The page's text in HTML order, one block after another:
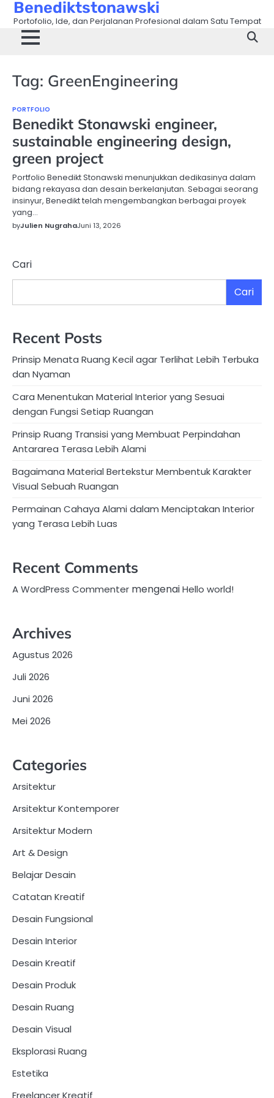
Skip
content
Benediktstonawski
Portofolio, Ide, dan Perjalanan Profesional dalam Satu Tempat
Tag: GreenEngineering
PORTFOLIO
Benedikt Stonawski engineer,
sustainable engineering design,
green project
Portfolio Benedikt Stonawski menunjukkan dedikasinya dalam
bidang rekayasa dan desain berkelanjutan. Sebagai seorang
insinyur, Benedikt telah mengembangkan berbagai proyek
yang…
byJulien NugrahaJuni 13, 2026
Cari
Cari
Recent Posts
Prinsip Menata Ruang Kecil agar Terlihat Lebih Terbuka
dan Nyaman
Cara Menentukan Material Interior yang Sesuai
dengan Fungsi Setiap Ruangan
Prinsip Ruang Transisi yang Membuat Perpindahan
Antararea Terasa Lebih Alami
Bagaimana Material Bertekstur Membentuk Karakter
Visual Sebuah Ruangan
Permainan Cahaya Alami dalam Menciptakan Interior
yang Terasa Lebih Luas
Recent Comments
A WordPress Commenter mengenaiHello world!
Archives
Agustus 2026
Juli 2026
Juni 2026
Mei 2026
Categories
Arsitektur
Arsitektur Kontemporer
Arsitektur Modern
Art & Design
Belajar Desain
Catatan Kreatif
Desain Fungsional
Desain Interior
Desain Kreatif
Desain Produk
Desain Ruang
Desain Visual
Eksplorasi Ruang
Estetika